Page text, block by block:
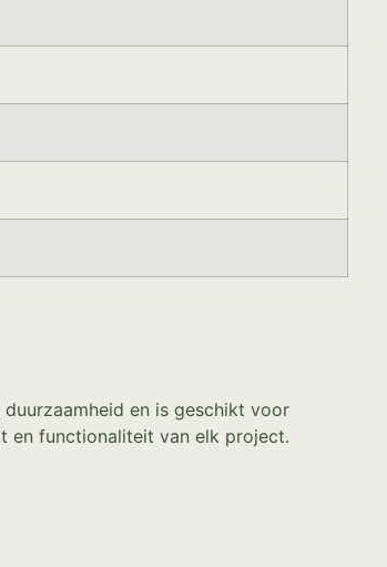
en is geschikt voor
en functionaliteit van elk project.